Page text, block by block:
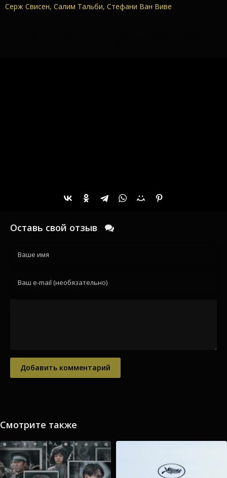
Серж Свисен, Салим Тальби, Стефани Ван Виве
Оставь свой отзыв
Добавить комментарий
Смотрите также